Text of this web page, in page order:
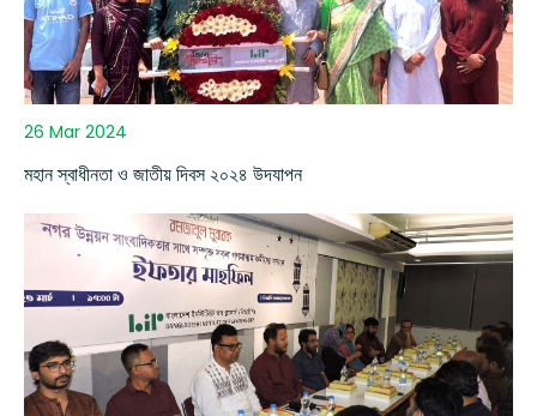
26 Mar 2024
মহান স্বাধীনতা ও জাতীয় দিবস ২০২৪ উদযাপন